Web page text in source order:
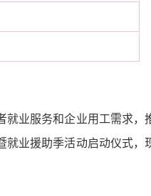
就业服务和企业用工需求，
就业援助季活动启动仪式，